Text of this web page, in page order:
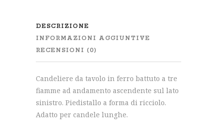
DESCRIZIONE
INFORMAZIONI AGGIUNTIVE
RECENSIONI (0)
Candeliere da tavolo in ferro battuto a tre
fiamme ad andamento ascendente sul lato
sinistro. Piedistallo a forma di ricciolo.
Adatto per candele lunghe.